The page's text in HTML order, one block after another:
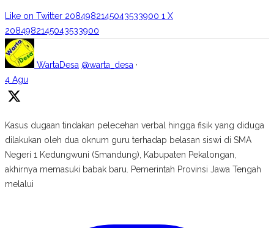
Like on Twitter 2084982145043533900 1 X
2084982145043533900
WartaDesa @warta_desa ·
4 Agu
Kasus dugaan tindakan pelecehan verbal hingga fisik yang diduga
dilakukan oleh dua oknum guru terhadap belasan siswi di SMA
Negeri 1 Kedungwuni (Smandung), Kabupaten Pekalongan,
akhirnya memasuki babak baru. Pemerintah Provinsi Jawa Tengah
melalui